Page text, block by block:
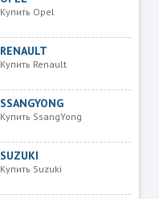
Купить Opel
RENAULT
Купить Renault
SSANGYONG
Купить SsangYong
SUZUKI
Купить Suzuki